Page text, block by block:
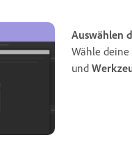
Auswählen
Wähle deine
und